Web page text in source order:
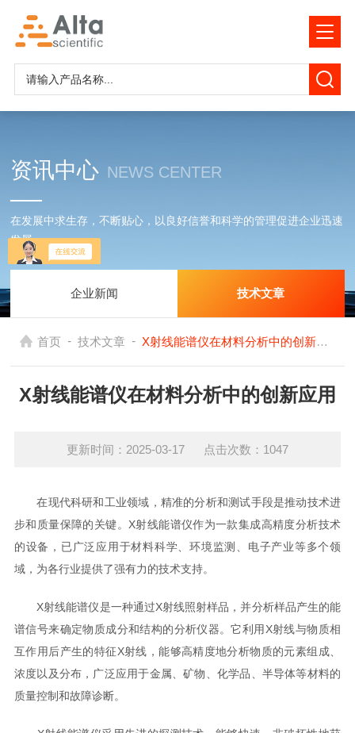
资讯中心 NEWS CENTER
在发展中求生存，不断贴心，以良好信誉和科学的管理促进企业迅速
发展
企业新闻 技术文章
首页 - 技术文章 - X射线能谱仪在材料分析中的创新应用
X射线能谱仪在材料分析中的创新应用
更新时间：2025-03-17 点击次数：1047
在现代科研和工业领域，精准的分析和测试手段是推动技术进
步和质量保障的关键。X射线能谱仪作为一款集成高精度分析技术
的设备，已广泛应用于材料科学、环境监测、电子产业等多个领
域，为各行业提供了强有力的技术支持。
X射线能谱仪是一种通过X射线照射样品，并分析样品产生的能
谱信号来确定物质成分和结构的分析仪器。它利用X射线与物质相
互作用后产生的特征X射线，能够高精度地分析物质的元素组成、
浓度以及分布，广泛应用于金属、矿物、化学品、半导体等材料的
质量控制和故障诊断。